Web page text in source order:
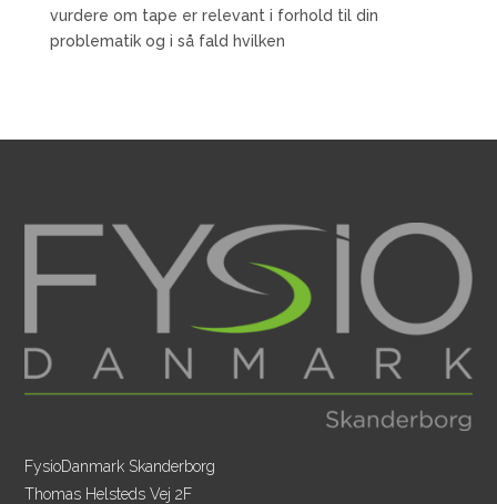
vurdere om tape er relevant i forhold til din
problematik og i så fald hvilken
FysioDanmark Skanderborg
Thomas Helsteds Vej 2F